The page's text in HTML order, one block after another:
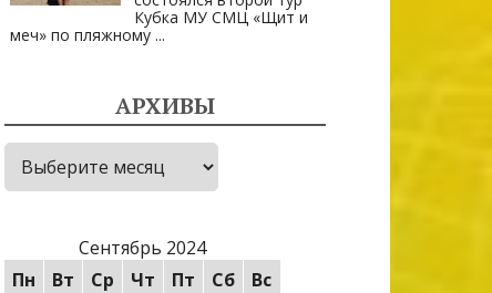
Кубка МУ СМЦ «Щит и
меч» по пляжному ...
АРХИВЫ
Архивы
Сентябрь 2024
Пн
Вт Ср Чт Пт Сб
Вс